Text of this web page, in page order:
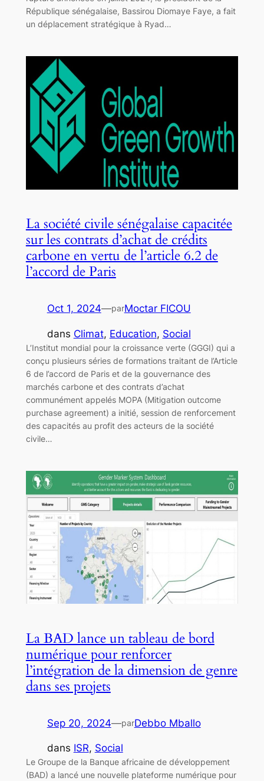
République sénégalaise, Bassirou Diomaye Faye, a fait
un déplacement stratégique à Ryad…
La société civile sénégalaise capacitée
sur les contrats d’achat de crédits
carbone en vertu de l’article 6.2 de
l’accord de Paris
Oct 1, 2024—parMoctar FICOU
dans Climat, Education, Social
L’Institut mondial pour la croissance verte (GGGI) qui a
conçu plusieurs séries de formations traitant de l’Article
6 de l’accord de Paris et de la gouvernance des
marchés carbone et des contrats d’achat
communément appelés MOPA (Mitigation outcome
purchase agreement) a initié, session de renforcement
des capacités au profit des acteurs de la société
civile…
La BAD lance un tableau de bord
numérique pour renforcer
l’intégration de la dimension de genre
dans ses projets
Sep 20, 2024—parDebbo Mballo
dans ISR, Social
Le Groupe de la Banque africaine de développement
(BAD) a lancé une nouvelle plateforme numérique pour